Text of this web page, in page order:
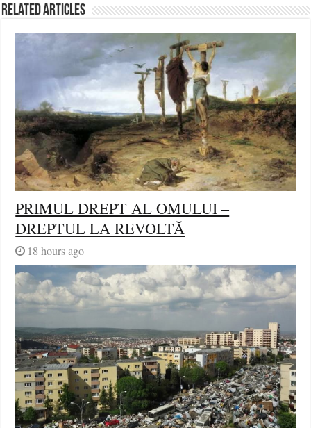
Related Articles
PRIMUL DREPT AL OMULUI –
DREPTUL LA REVOLTĂ
18 hours ago